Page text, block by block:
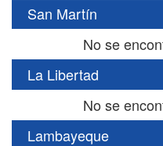
San Martín
No se
La Libertad
No se
Lambayeque